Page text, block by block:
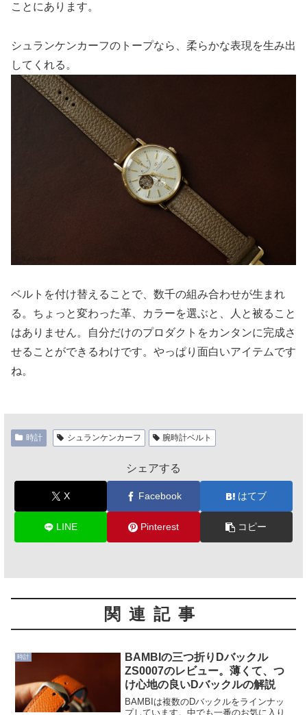
ことにあります。
シュランケンカーフのトープなら、柔らかな表現を生み出
してくれる。
ベルトを付け替えることで、数千の組み合わせが生まれ
る。ちょっと変わった革、カラーを選ぶと、人と被ること
はありません。自分だけのプロダクトをカンタンに完成さ
せることができるわけです。やっぱり面白いアイテムです
ね。
時計 シュランケンカーフ 腕時計ベルト
シェアする
X Facebook はてブ
LINE Pinterest コピー
関連記事
時計
BAMBIの三つ折りDバックル
ZS0007のレビュー。薄くて、つ
け心地の良いDバックルの解説
BAMBIは複数のDバックルをラインナッ
プしています。中でも一番のお気に入り